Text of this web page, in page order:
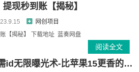
现秒到账【揭秘】
网创项目
【揭秘】 下载地址 蓝奏网盘
阅读全文
全球首发-小红薯无需id无限曝光术-比苹果15更香的技术